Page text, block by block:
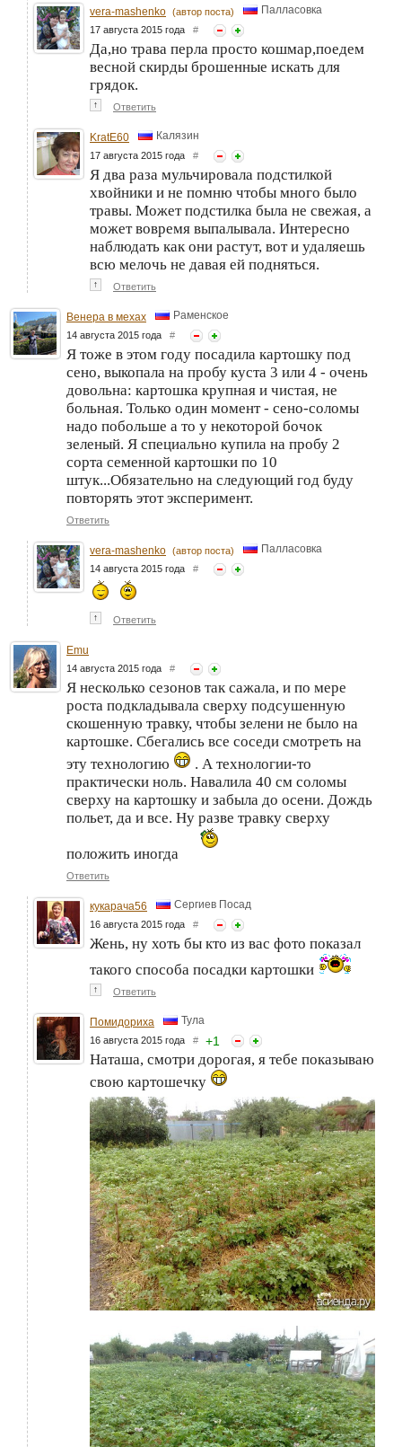
vera-mashenko (автор поста) Палласовка
17 августа 2015 года #
Да,но трава перла просто кошмар,поедем
весной скирды брошенные искать для
грядок.
↑ Ответить
KratE60 Калязин
17 августа 2015 года #
Я два раза мульчировала подстилкой
хвойники и не помню чтобы много было
травы. Может подстилка была не свежая, а
может вовремя выпалывала. Интересно
наблюдать как они растут, вот и удаляешь
всю мелочь не давая ей подняться.
↑ Ответить
Венера в мехах Раменское
14 августа 2015 года #
Я тоже в этом году посадила картошку под
сено, выкопала на пробу куста 3 или 4 - очень
довольна: картошка крупная и чистая, не
больная. Только один момент - сено-соломы
надо побольше а то у некоторой бочок
зеленый. Я специально купила на пробу 2
сорта семенной картошки по 10
штук...Обязательно на следующий год буду
повторять этот эксперимент.
Ответить
vera-mashenko (автор поста) Палласовка
14 августа 2015 года #
↑ Ответить
Emu
14 августа 2015 года #
Я несколько сезонов так сажала, и по мере
роста подкладывала сверху подсушенную
скошенную травку, чтобы зелени не было на
картошке. Сбегались все соседи смотреть на
эту технологию
. А технологии-то
практически ноль. Навалила 40 см соломы
сверху на картошку и забыла до осени. Дождь
польет, да и все. Ну разве травку сверху
положить иногда
Ответить
кукарача56 Сергиев Посад
16 августа 2015 года #
Жень, ну хоть бы кто из вас фото показал
такого способа посадки картошки
↑ Ответить
Помидориха Тула
16 августа 2015 года # +1
Наташа, смотри дорогая, я тебе показываю
свою картошечку